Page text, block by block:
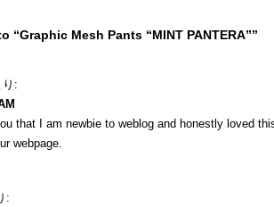
“Graphic Mesh Pants “MINT PANTERA””
り:
that I am newbie to weblog and honestly loved
webpage.
: